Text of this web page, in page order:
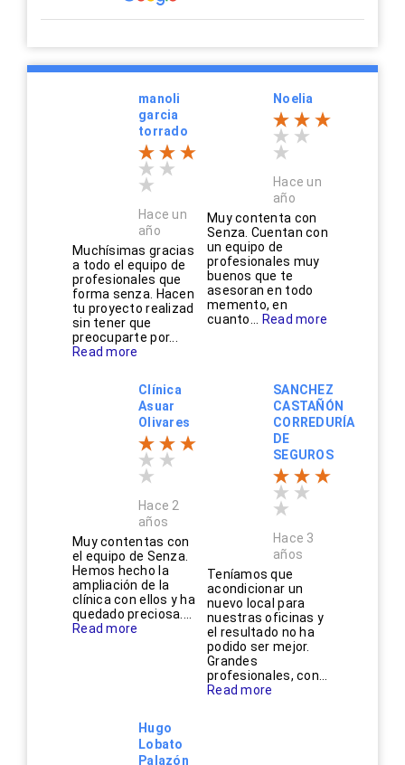
manoli
garcia
torrado
Hace un
año
Muchísimas gracias
a todo el equipo de
profesionales que
forma senza. Hacen
tu proyecto realizad
sin tener que
preocuparte por...
Read more
Noelia
Hace un
año
Muy contenta con
Senza. Cuentan con
un equipo de
profesionales muy
buenos que te
asesoran en todo
memento, en
cuanto...
Read more
Clínica
Asuar
Olivares
Hace 2
años
Muy contentas con
el equipo de Senza.
Hemos hecho la
ampliación de la
clínica con ellos y ha
quedado preciosa....
Read more
SANCHEZ
CASTAÑÓN
CORREDURÍA
DE
SEGUROS
Hace 3
años
Teníamos que
acondicionar un
nuevo local para
nuestras oficinas y
el resultado no ha
podido ser mejor.
Grandes
profesionales, con...
Read more
Hugo
Lobato
Palazón